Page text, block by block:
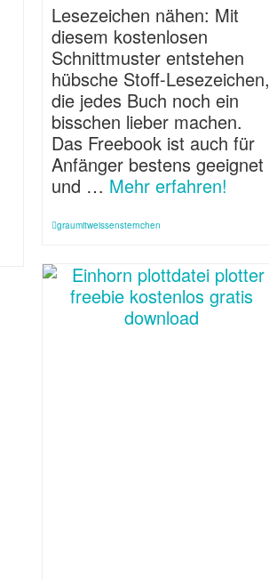
Lesezeichen nähen: Mit
diesem kostenlosen
Schnittmuster entstehen
hübsche Stoff-Lesezeichen,
die jedes Buch noch ein
bisschen lieber machen.
Das Freebook ist auch für
Anfänger bestens geeignet
und … Mehr erfahren!
graumitweissensternchen